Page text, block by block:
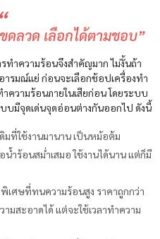
“
ลวด เลือกได้ตามชอบ”
ทำความร้อนจึงสำคัญมาก ไม่งั้นถ้า
ารมณ์แย่ ก่อนจะเลือกช้อปเครื่องทํา
วามร้อนภายในเสียก่อน โดยระบบ
มีจุดเด่นจุดอ่อนต่างกันออกไป ดังนี้
มที่ใช้งานมานาน เป็นหม้อต้ม
น้ำร้อนสม่ำเสมอ ใช้งานได้นาน แต่ก็มี
เศษที่ทนความร้อนสูง ราคาถูกกว่า
มสะอาดได้ แต่จะใช้เวลาทำความ